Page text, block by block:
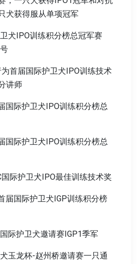
犬获得服从单项冠军
犬IPO训练积分榜总冠军赛
首届国际护卫犬IPO训练技术
讲师
国际护卫犬IPO训练积分榜总
国际护卫犬IPO训练积分榜总
际护卫犬IPO最佳训练技术奖
届国际护卫犬IGP训练积分榜
际护卫犬邀请赛IGP1季军
玉龙杯-赵州桥邀请赛一只通